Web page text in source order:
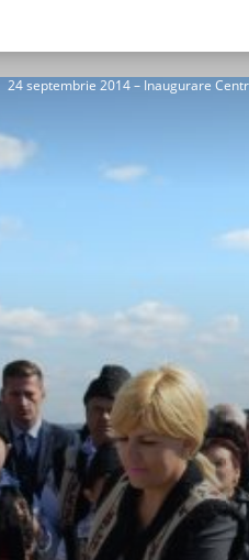
24 septembrie 2014 – Inaugurare